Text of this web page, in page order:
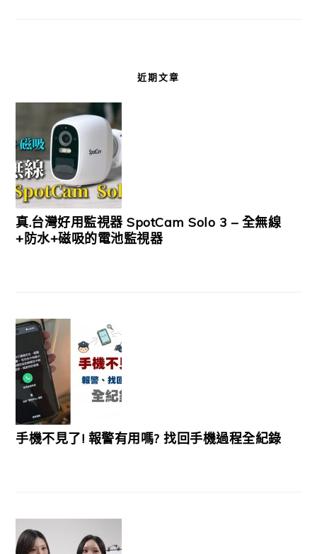
近期文章
真.台灣好用監視器 SpotCam Solo 3 – 全無線
+防水+磁吸的電池監視器
手機不見了! 報警有用嗎? 找回手機過程全紀錄